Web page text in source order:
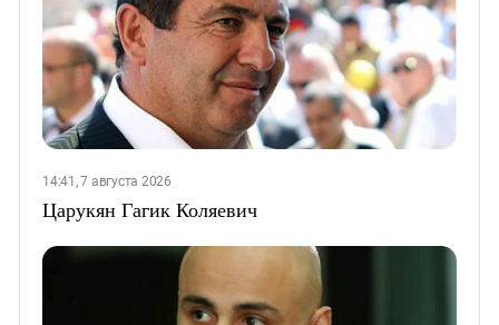
14:41, 7 августа 2026
Царукян Гагик Коляевич